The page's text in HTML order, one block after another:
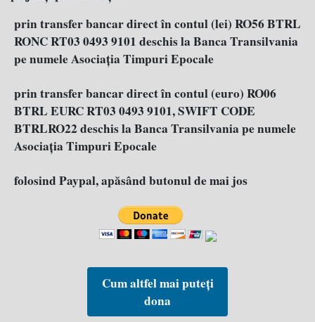
prin transfer bancar direct în contul (lei) RO56 BTRL
RONC RT03 0493 9101 deschis la Banca Transilvania
pe numele Asociația Timpuri Epocale
prin transfer bancar direct în contul (euro) RO06
BTRL EURC RT03 0493 9101, SWIFT CODE
BTRLRO22 deschis la Banca Transilvania pe numele
Asociația Timpuri Epocale
folosind Paypal, apăsând butonul de mai jos
Cum altfel mai puteți
dona